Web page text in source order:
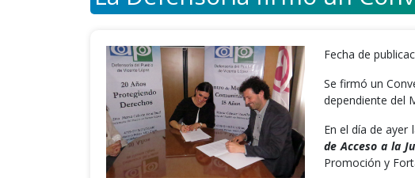
Fecha de
Se firmó un
dependiente del
En el día de ayer
de Acceso a la
Promoción y